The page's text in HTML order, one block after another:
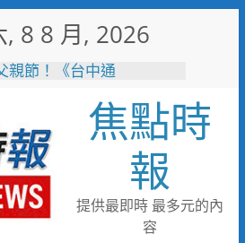
, 8 8 月, 2026
親節！《台中通
樂會熱鬧登場！柯志恩重
營防疫冷血、食安不透明
以西部牛仔風 歡慶父親
事處大力相挺！岡山分局
父親節」暖心祝福
助的暖心守護 湖內警消
焦點時
報
提供最即時 最多元的內
容